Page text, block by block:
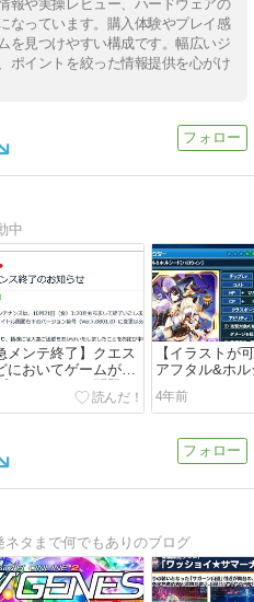
報や実操レビュー、ハードウェアの
なっています。購入体験やプレイ感
を見つけやすい構成です。幅広いジ
ポイントを絞った情報提供を心がけ
中
メンテ終了】クエス
においてゲームが正
レイできない問題の
PSO2:NGS】
【イラストが
アフタル&ホ
ウィン]⇒[Sハ
ップ【PSO2es
4年前
タまで何でもありのブログ